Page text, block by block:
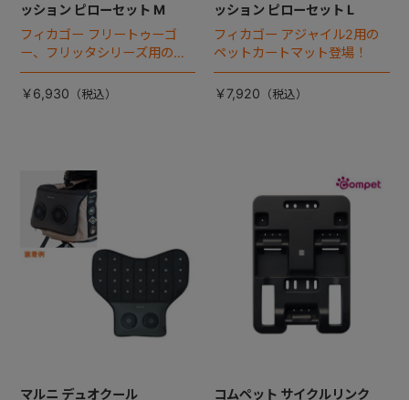
ッション ピローセット M
フィカゴー フリートゥーゴ
ー、フリッタシリーズ用のペ
ットカートマット登場！
￥6,930
ッション ピローセット L
フィカゴー アジャイル2用の
ペットカートマット登場！
￥7,920
マルニ デュオクール
コムペット サイクルリンク